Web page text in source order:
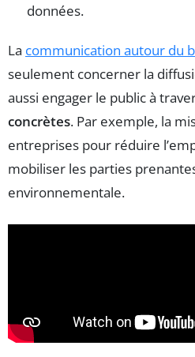
données.
La communication autour du
seulement concerner la
aussi engager le public à
concrètes. Par exemple, la
entreprises pour réduire
mobiliser les parties
environnementale.